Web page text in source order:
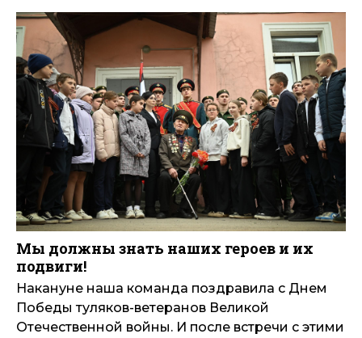
Мы должны знать наших героев и их
подвиги!
Накануне наша команда поздравила с Днем
Победы туляков-ветеранов Великой
Отечественной войны. И после встречи с этими